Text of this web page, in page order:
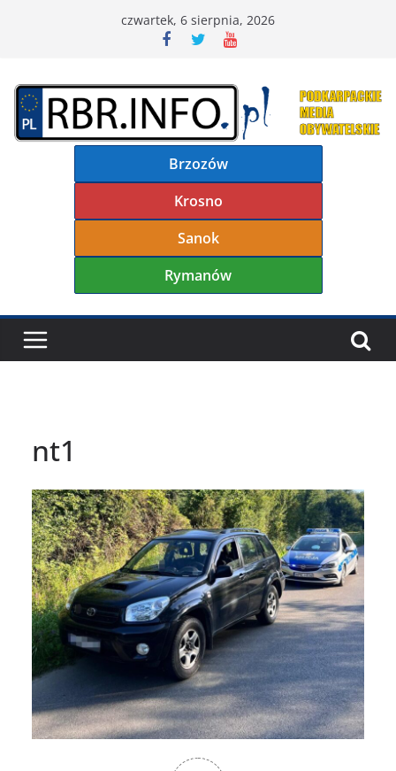
czwartek, 6 sierpnia, 2026
Brzozów
Krosno
Sanok
Rymanów
nt1